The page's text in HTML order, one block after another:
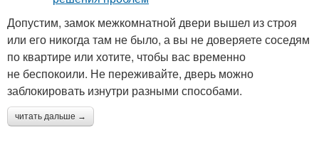
Допустим, замок межкомнатной двери вышел из строя
или его никогда там не было, а вы не доверяете соседям
по квартире или хотите, чтобы вас временно
не беспокоили. Не переживайте, дверь можно
заблокировать изнутри разными способами.
читать дальше →